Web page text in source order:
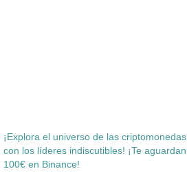
¡Explora el universo de las criptomonedas
con los líderes indiscutibles! ¡Te aguardan
100€ en Binance!